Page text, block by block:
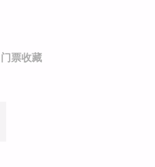
门票收藏